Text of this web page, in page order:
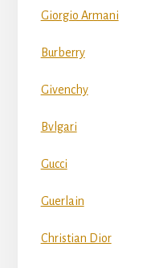
Giorgio Armani
Burberry
Givenchy
Bvlgari
Gucci
Guerlain
Christian Dior